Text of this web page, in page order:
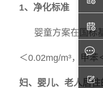
1、净化标准
婴童方案在国标基
＜0.02mg/m³，甲苯
妇、婴儿、老人居住